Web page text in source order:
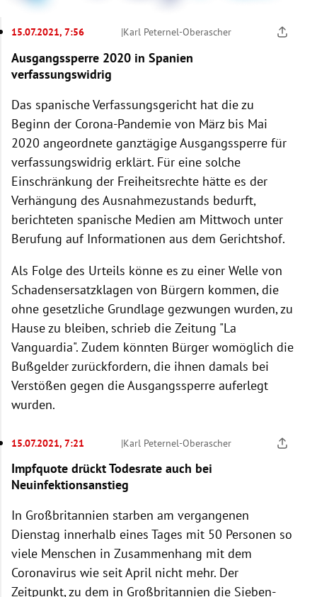
15.07.2021, 7:56 |Karl Peternel-Oberascher
Ausgangssperre 2020 in Spanien
verfassungswidrig
Das spanische Verfassungsgericht hat die zu
Beginn der Corona-Pandemie von März bis Mai
2020 angeordnete ganztägige Ausgangssperre für
verfassungswidrig erklärt. Für eine solche
Einschränkung der Freiheitsrechte hätte es der
Verhängung des Ausnahmezustands bedurft,
berichteten spanische Medien am Mittwoch unter
Berufung auf Informationen aus dem Gerichtshof.
Als Folge des Urteils könne es zu einer Welle von
Schadensersatzklagen von Bürgern kommen, die
ohne gesetzliche Grundlage gezwungen wurden, zu
Hause zu bleiben, schrieb die Zeitung "La
Vanguardia". Zudem könnten Bürger womöglich die
Bußgelder zurückfordern, die ihnen damals bei
Verstößen gegen die Ausgangssperre auferlegt
wurden.
15.07.2021, 7:21 |Karl Peternel-Oberascher
Impfquote drückt Todesrate auch bei
Neuinfektionsanstieg
In Großbritannien starben am vergangenen
Dienstag innerhalb eines Tages mit 50 Personen so
viele Menschen in Zusammenhang mit dem
Coronavirus wie seit April nicht mehr. Der
Zeitpunkt, zu dem in Großbritannien die Sieben-